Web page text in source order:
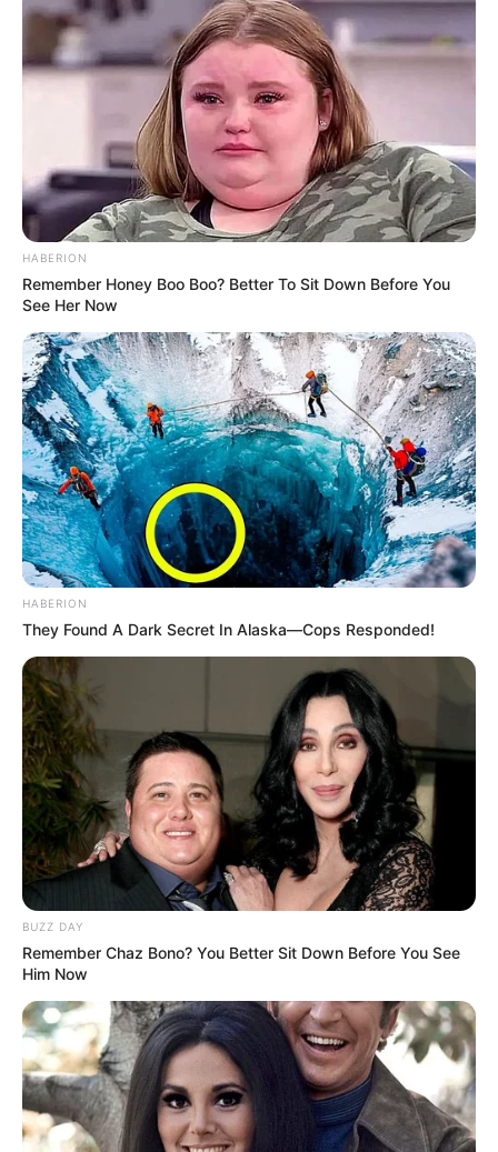
HABERION
Remember Honey Boo Boo? Better To Sit Down Before You
See Her Now
HABERION
They Found A Dark Secret In Alaska—Cops Responded!
BUZZ DAY
Remember Chaz Bono? You Better Sit Down Before You See
Him Now